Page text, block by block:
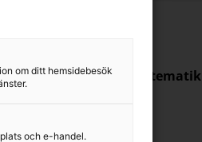
Koll på matematik
om ditt hemsidebesök
och e-handel.